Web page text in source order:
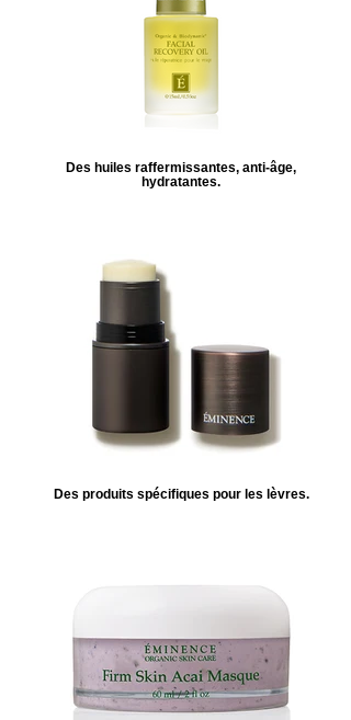
Des huiles raffermissantes, anti-âge,
hydratantes.
Des produits spécifiques pour les lèvres.